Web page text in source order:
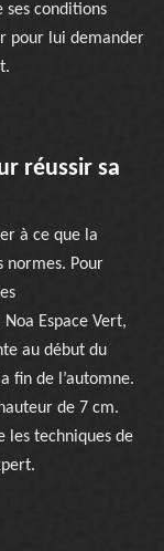
ses conditions
pour lui demander
réussir sa
à ce que la
normes. Pour
Espace Vert,
au début du
fin de l’automne.
de 7 cm.
les techniques de